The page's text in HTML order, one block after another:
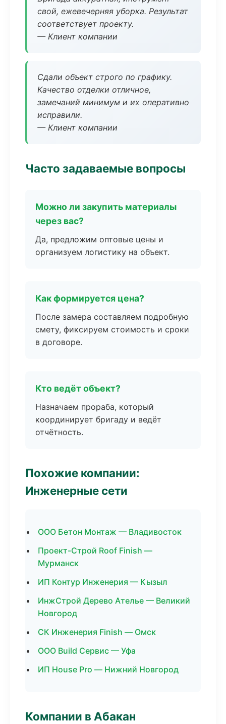
свой, ежевечерняя уборка. Результат
соответствует проекту.
— Клиент компании
Сдали объект строго по графику.
Качество отделки отличное,
замечаний минимум и их оперативно
исправили.
— Клиент компании
Часто задаваемые вопросы
Можно ли закупить материалы
через вас?
Да, предложим оптовые цены и
организуем логистику на объект.
Как формируется цена?
После замера составляем подробную
смету, фиксируем стоимость и сроки
в договоре.
Кто ведёт объект?
Назначаем прораба, который
координирует бригаду и ведёт
отчётность.
Похожие компании:
Инженерные сети
ООО Бетон Монтаж — Владивосток
Проект-Строй Roof Finish —
Мурманск
ИП Контур Инженерия — Кызыл
ИнжСтрой Дерево Ателье — Великий
Новгород
СК Инженерия Finish — Омск
ООО Build Сервис — Уфа
ИП House Pro — Нижний Новгород
Компании в Абакан